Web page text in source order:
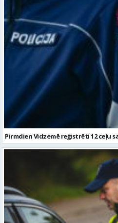
Pirmdien Vidzemē reģistrēti 12 ceļu